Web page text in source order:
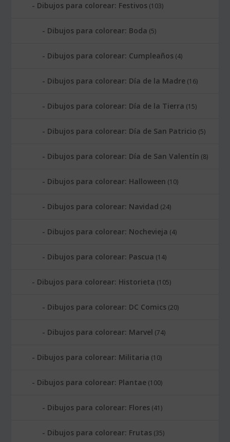
Dibujos para colorear: Festivos (103)
Dibujos para colorear: Boda (5)
Dibujos para colorear: Cumpleaños (4)
Dibujos para colorear: Día de la Madre (16)
Dibujos para colorear: Día de la Tierra (15)
Dibujos para colorear: Día de San Patricio (5)
Dibujos para colorear: Día de San Valentín (8)
Dibujos para colorear: Halloween (10)
Dibujos para colorear: Navidad (24)
Dibujos para colorear: Nochevieja (4)
Dibujos para colorear: Pascua (14)
Dibujos para colorear: Historieta (105)
Dibujos para colorear: DC Comics (20)
Dibujos para colorear: Marvel (74)
Dibujos para colorear: Militaria (10)
Dibujos para colorear: Plantae (100)
Dibujos para colorear: Flores (41)
Dibujos para colorear: Frutas (35)